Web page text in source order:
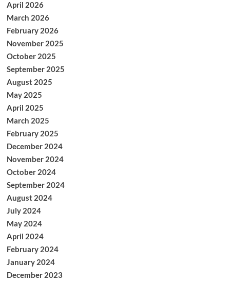
April 2026
March 2026
February 2026
November 2025
October 2025
September 2025
August 2025
May 2025
April 2025
March 2025
February 2025
December 2024
November 2024
October 2024
September 2024
August 2024
July 2024
May 2024
April 2024
February 2024
January 2024
December 2023